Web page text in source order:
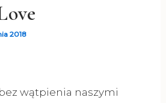
2018
wątpienia naszymi